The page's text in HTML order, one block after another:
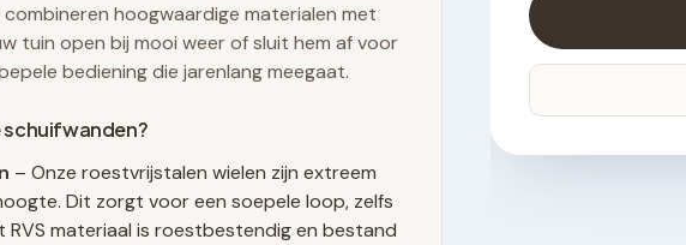
hoogwaardige materialen met
tuin open bij mooi weer of sluit hem af voor
bediening die jarenlang meegaat.
schuifwanden?
– Onze roestvrijstalen wielen zijn extreem
Dit zorgt voor een soepele loop, zelfs
RVS materiaal is roestbestendig en bestand